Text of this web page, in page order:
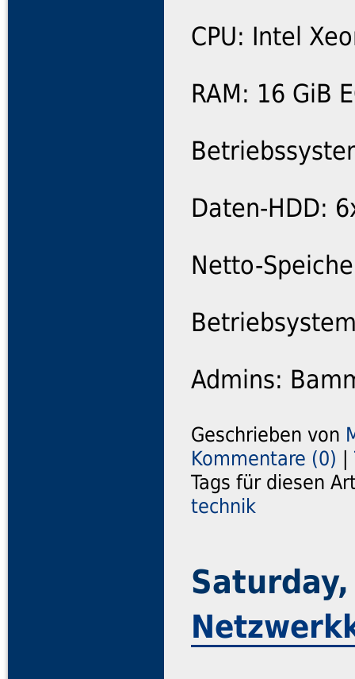
CPU: Intel
RAM: 16 GiB
Daten-HDD:
Netto-
Admins:
Geschrieben von
Kommentare (0) |
Tags für diesen
technik